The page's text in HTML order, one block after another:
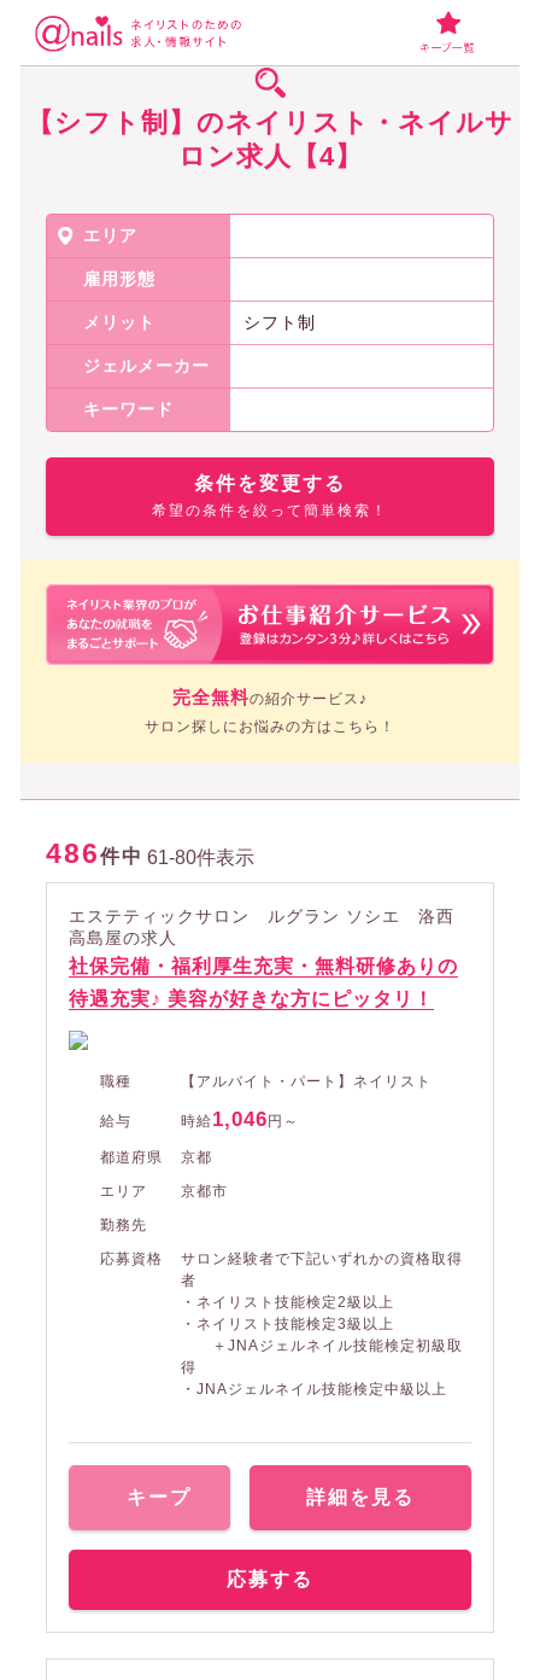
ネイリスト・ネイルサロンの求人アットネイルズ 【シフト制】のネイリ
【シフト制】のネイリスト・ネイルサ
ロン求人【4】
エリア
雇用形態
メリット シフト制
ジェルメーカー
キーワード
条件を変更する
希望の条件を絞って簡単検索！
完全無料の紹介サービス♪
サロン探しにお悩みの方はこちら！
486件中 61-80件表示
エステティックサロン ルグラン ソシエ 洛西
高島屋の求人
社保完備・福利厚生充実・無料研修ありの
待遇充実♪ 美容が好きな方にピッタリ！
職種 【アルバイト・パート】ネイリスト
給与 時給1,046円～
都道府県
京都
エリア
京都市
勤務先
応募資格
サロン経験者で下記いずれかの資格取得
者
・ネイリスト技能検定2級以上
・ネイリスト技能検定3級以上
＋JNAジェルネイル技能検定初級取
得
・JNAジェルネイル技能検定中級以上
キープ 詳細を見る
応募する